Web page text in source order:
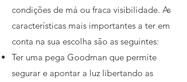
condições de má ou fraca visibilidade. As
características mais importantes a ter em
conta na sua escolha são as seguintes:
Ter uma pega Goodman que permite
segurar e apontar a luz libertando as